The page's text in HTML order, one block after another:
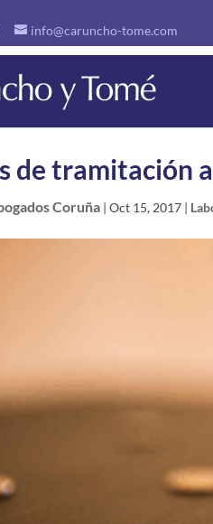
info@caruncho-tome.com
de tramitación
Coruña |Oct 15, 2017 |